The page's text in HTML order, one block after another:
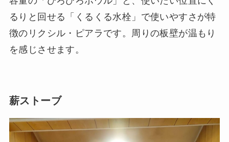
るりと回せる「くるくる水栓」で使いやすさが特
徴のリクシル・ピアラです。周りの板壁が温もり
を感じさせます。
薪ストーブ